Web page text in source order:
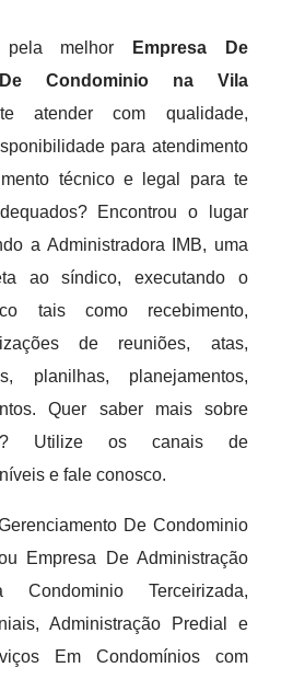
pela melhor
Empresa De
De Condominio na Vila
atender com qualidade,
para atendimento
técnico e legal para te
Encontrou o lugar
a Administradora IMB, uma
ao síndico, executando o
tais como recebimento,
de reuniões, atas,
planilhas, planejamentos,
Quer saber mais sobre
Utilize os canais de
e fale conosco.
De Condominio
Empresa De Administração
Condominio Terceirizada,
Administração Predial e
Em Condomínios com